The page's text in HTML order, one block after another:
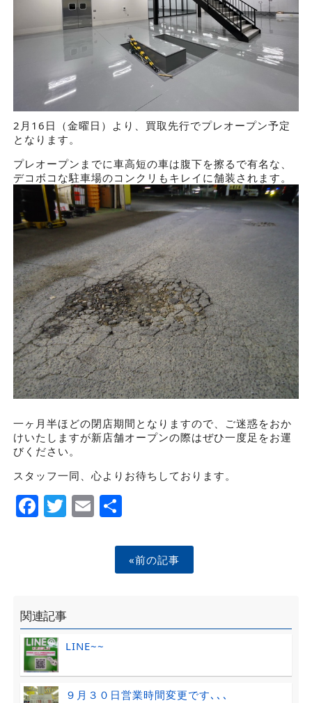
2月16日（金曜日）より、買取先行でプレオープン予定
となります。
プレオープンまでに車高短の車は腹下を擦るで有名な、
デコボコな駐車場のコンクリもキレイに舗装されます。
一ヶ月半ほどの閉店期間となりますので、ご迷惑をおか
けいたしますが新店舗オープンの際はぜひ一度足をお運
びください。
スタッフ一同、心よりお待ちしております。
Facebook
Twitter
EmailShare
«前の記事
関連記事
LINE~~
９月３０日営業時間変更です､､､